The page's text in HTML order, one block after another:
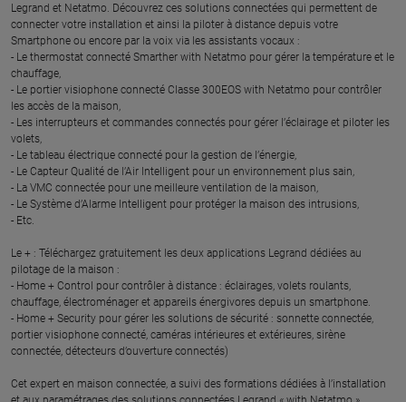
Legrand et Netatmo. Découvrez ces solutions connectées qui permettent de
connecter votre installation et ainsi la piloter à distance depuis votre
Smartphone ou encore par la voix via les assistants vocaux :
- Le thermostat connecté Smarther with Netatmo pour gérer la température et le
chauffage,
- Le portier visiophone connecté Classe 300EOS with Netatmo pour contrôler
les accès de la maison,
- Les interrupteurs et commandes connectés pour gérer l’éclairage et piloter les
volets,
- Le tableau électrique connecté pour la gestion de l’énergie,
- Le Capteur Qualité de l’Air Intelligent pour un environnement plus sain,
- La VMC connectée pour une meilleure ventilation de la maison,
- Le Système d’Alarme Intelligent pour protéger la maison des intrusions,
- Etc.
Le + : Téléchargez gratuitement les deux applications Legrand dédiées au
pilotage de la maison :
- Home + Control pour contrôler à distance : éclairages, volets roulants,
chauffage, électroménager et appareils énergivores depuis un smartphone.
- Home + Security pour gérer les solutions de sécurité : sonnette connectée,
portier visiophone connecté, caméras intérieures et extérieures, sirène
connectée, détecteurs d’ouverture connectés)
Cet expert en maison connectée, a suivi des formations dédiées à l’installation